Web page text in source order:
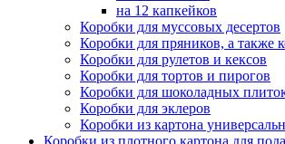
на 12 капкейков
Коробки для муссовых десертов
Коробки для пряников, а также
Коробки для рулетов и кексов
Коробки для тортов и пирогов
Коробки для шоколадных
Коробки для эклеров
Коробки из картона
Коробки из плотного картона для